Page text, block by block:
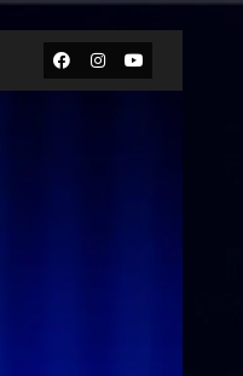
Facebook
Instagram
Youtube